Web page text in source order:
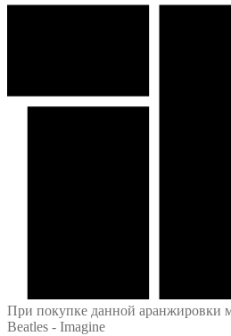
При покупке данной аранжировки
Beatles - Imagine